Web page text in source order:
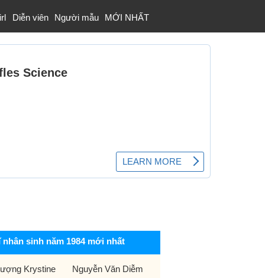
Diễn viên Người mẫu MỚI NHẤT
nhân sinh năm 1984 mới nhất
Krystine
Nguyễn Văn Diễm